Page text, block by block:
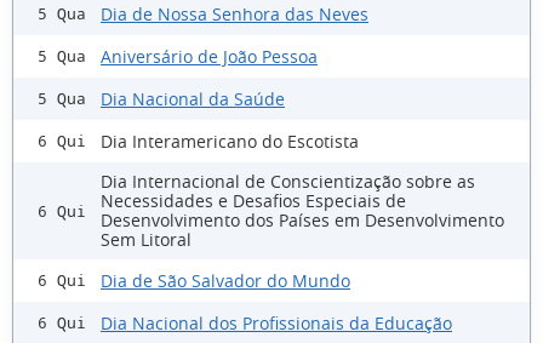
5 Qua Dia de Nossa Senhora das Neves
5 Qua Aniversário de João Pessoa
5 Qua Dia Nacional da Saúde
6 Qui Dia Interamericano do Escotista
6 Qui
Dia Internacional de Conscientização sobre as
Necessidades e Desafios Especiais de
Desenvolvimento dos Países em Desenvolvimento
Sem Litoral
6 Qui Dia de São Salvador do Mundo
6 Qui Dia Nacional dos Profissionais da Educação